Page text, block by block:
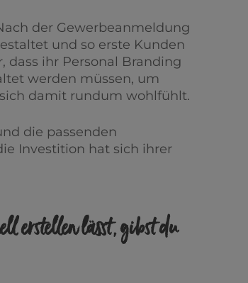
der Gewerbeanmeldung
und so erste Kunden
dass ihr Personal Branding
werden müssen, um
damit rundum wohlfühlt.
die passenden
Investition hat sich ihrer
erstellen lässt, gibst du